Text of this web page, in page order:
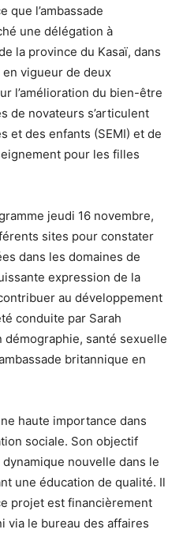
que l’ambassade
une délégation à
la province du Kasaï, dans
vigueur de deux
l’amélioration du bien-être
de novateurs s’articulent
et des enfants (SEMI) et de
pour les filles
jeudi 16 novembre,
sites pour constater
dans les domaines de
expression de la
au développement
conduite par Sarah
santé sexuelle
britannique en
haute importance dans
sociale. Son objectif
nouvelle dans le
une éducation de qualité. Il
projet est financièrement
via le bureau des affaires